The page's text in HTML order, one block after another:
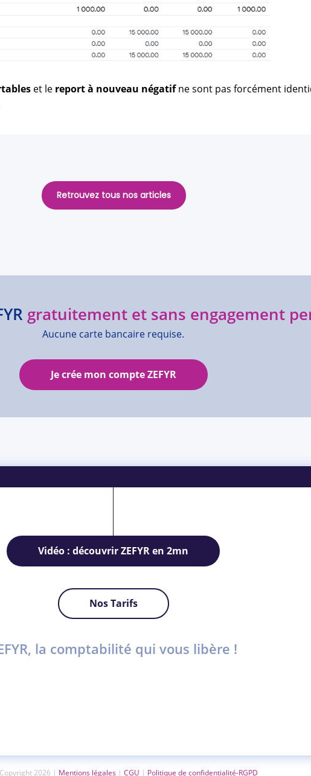
et le report à nouveau négatifne sont pas forcément
Retrouvez tous nos articles
gratuitement et sans engagement
Aucune carte bancaire requise.
Je crée mon compte ZEFYR
Vidéo : découvrir ZEFYR en 2mn
Nos Tarifs
la comptabilité qui vous libère !
2026 | Mentions légales | CGU | Politique de confidentialité-RGPD